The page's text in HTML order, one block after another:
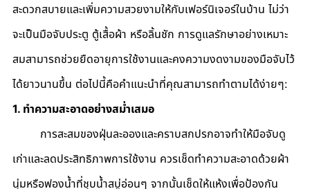
สะดวกสบายและเพิ่มความสวยงามให้กับเฟอร์นิเจอร์ในบ้าน ไม่ว่า
จะเป็นมือจับประตู ตู้เสื้อผ้า หรือลิ้นชัก การดูแลรักษาอย่างเหมาะ
สมสามารถช่วยยืดอายุการใช้งานและคงความงดงามของมือจับไว้
ได้ยาวนานขึ้น ต่อไปนี้คือคำแนะนำที่คุณสามารถทำตามได้ง่ายๆ:
1. ทำความสะอาดอย่างสม่ำเสมอ
เก่าและลดประสิทธิภาพการใช้งาน ควรเช็ดทำความสะอาดด้วยผ้า
นุ่มหรือฟองน้ำที่ชุบน้ำสบู่อ่อนๆ จากนั้นเช็ดให้แห้งเพื่อป้องกัน